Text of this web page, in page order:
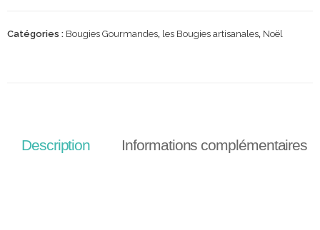
Catégories : Bougies Gourmandes, les Bougies artisanales, Noël
Description Informations complémentaires